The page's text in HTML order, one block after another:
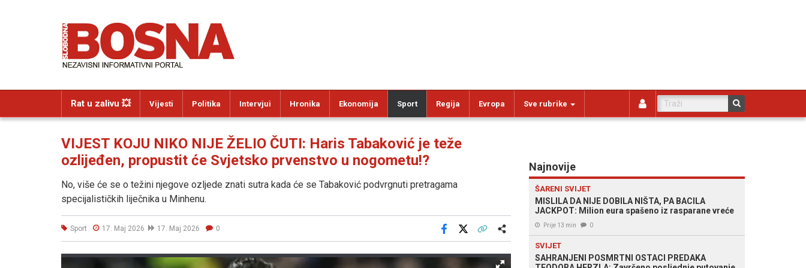
Rat u zalivu 💥 Vijesti Politika Intervjui Hronika Ekonomija Sport Regija Evropa Sve rubrike
VIJEST KOJU NIKO NIJE ŽELIO ČUTI: Haris Tabaković je teže
ozlijeđen, propustit će Svjetsko prvenstvo u nogometu!?
No, više će se o težini njegove ozljede znati sutra kada će se Tabaković podvrgnuti pretragama
specijalističkih liječnika u Minhenu.
Sport 17. Maj 2026 17. Maj 2026 0
Facebook
Najnovije
ŠARENI SVIJET
MISLILA DA NIJE DOBILA NIŠTA, PA BACILA
JACKPOT: Milion eura spašeno iz rasparane vreće
Prije 13 min 0
SVIJET
SAHRANJENI POSMRTNI OSTACI PREDAKA